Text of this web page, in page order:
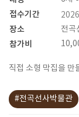
접수기간
장소 전곡
참가비
직접 소형 막집을 만
#전곡선사박물관